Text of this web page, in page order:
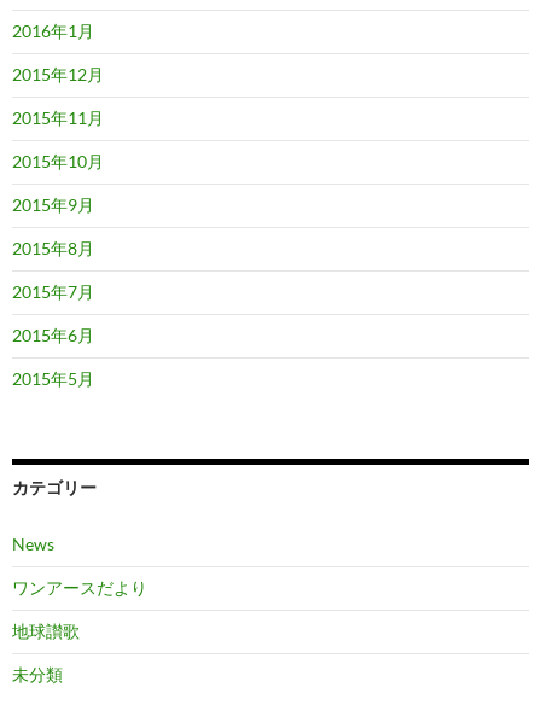
2016年1月
2015年12月
2015年11月
2015年10月
2015年9月
2015年8月
2015年7月
2015年6月
2015年5月
カテゴリー
News
ワンアースだより
地球讃歌
未分類